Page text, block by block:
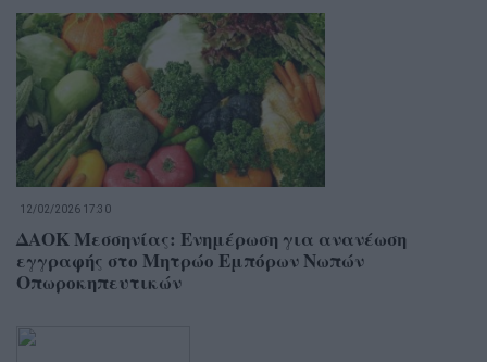
12/02/2026 17:30
ΔΑΟΚ Μεσσηνίας: Ενημέρωση για ανανέωση
εγγραφής στο Μητρώο Εμπόρων Νωπών
Οπωροκηπευτικών